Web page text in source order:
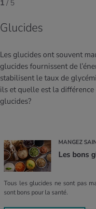
1/ 5
Glucides
Les glucides ont souvent
glucides fournissent de
stabilisent le taux de
ils et quelle est la
glucides?
MANGEZ
Les bons
Tous les glucides ne sont pas
sont bons pour la santé.